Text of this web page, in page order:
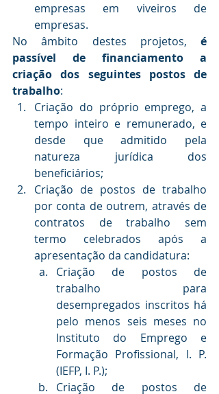
empresas em viveiros de
empresas.
No âmbito destes projetos, é
passível de financiamento a
criação dos seguintes postos de
trabalho:
Criação do próprio emprego, a
tempo inteiro e remunerado, e
desde que admitido pela
natureza jurídica dos
beneficiários;
Criação de postos de trabalho
por conta de outrem, através de
contratos de trabalho sem
termo celebrados após a
apresentação da candidatura:
Criação de postos de
trabalho para
desempregados inscritos há
pelo menos seis meses no
Instituto do Emprego e
Formação Profissional, I. P.
(IEFP, I. P.);
Criação de postos de